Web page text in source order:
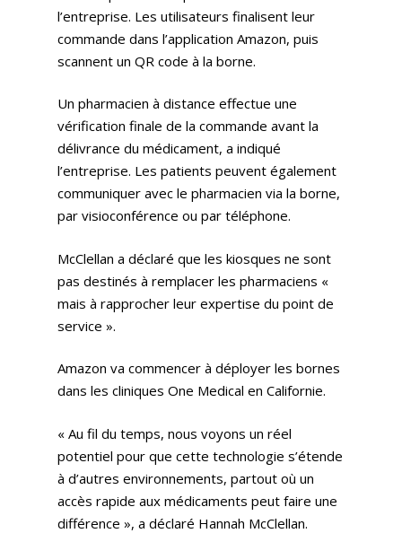
l’entreprise. Les utilisateurs finalisent leur
commande dans l’application Amazon, puis
scannent un QR code à la borne.
Un pharmacien à distance effectue une
vérification finale de la commande avant la
délivrance du médicament, a indiqué
l’entreprise. Les patients peuvent également
communiquer avec le pharmacien via la borne,
par visioconférence ou par téléphone.
McClellan a déclaré que les kiosques ne sont
pas destinés à remplacer les pharmaciens «
mais à rapprocher leur expertise du point de
service ».
Amazon va commencer à déployer les bornes
dans les cliniques One Medical en Californie.
« Au fil du temps, nous voyons un réel
potentiel pour que cette technologie s’étende
à d’autres environnements, partout où un
accès rapide aux médicaments peut faire une
différence », a déclaré Hannah McClellan.